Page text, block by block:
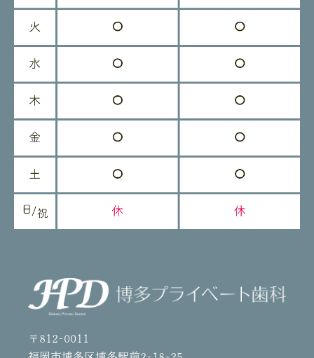
〒812-0011